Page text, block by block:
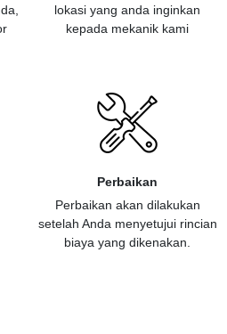
lokasi yang anda inginkan
kepada mekanik kami
Perbaikan
Perbaikan akan dilakukan
setelah Anda menyetujui rincian
biaya yang dikenakan.